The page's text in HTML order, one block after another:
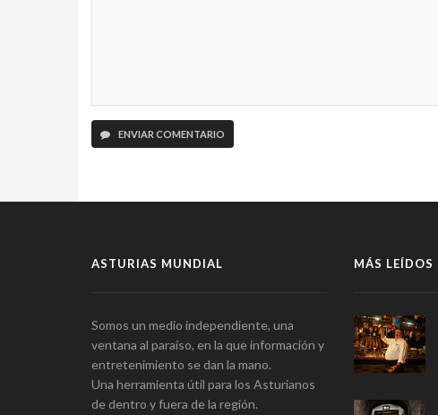
ENVIAR COMENTARIO
ASTURIAS MUNDIAL
Somos un medio independiente, una
ventana al paraíso, en la que información y
entretenimiento se dan la mano.
Una herramienta útil para los Asturianos
de dentro y fuera de la región.
MÁS LEÍDOS